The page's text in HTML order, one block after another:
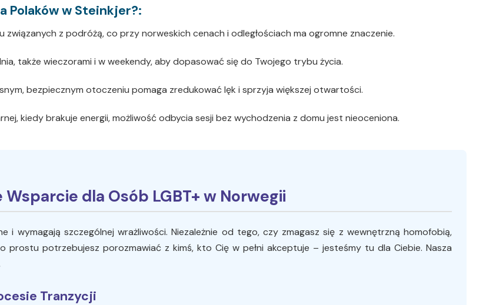
Polaków w Steinkjer?:
związanych z podróżą, co przy norweskich cenach i odległościach ma ogromne znaczenie.
także wieczorami i w weekendy, aby dopasować się do Twojego trybu życia.
bezpiecznym otoczeniu pomaga zredukować lęk i sprzyja większej otwartości.
kiedy brakuje energii, możliwość odbycia sesji bez wychodzenia z domu jest nieoceniona.
dla Osób LGBT+ w Norwegii
i wymagają szczególnej wrażliwości. Niezależnie od tego, czy zmagasz się z wewnętrzną homofobią,
prostu potrzebujesz porozmawiać z kimś, kto Cię w pełni akceptuje – jesteśmy tu dla Ciebie. Nasza
Tranzycji